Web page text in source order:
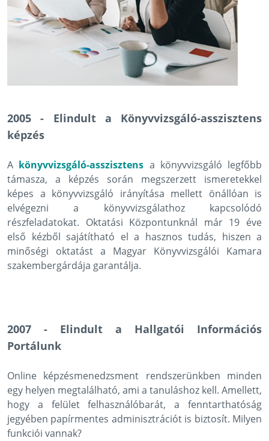
2005 - Elindult a Könyvvizsgáló-asszisztens
képzés
A könyvvizsgáló-asszisztens a könyvvizsgáló legfőbb
támasza, a képzés során megszerzett ismeretekkel
képes a könyvvizsgáló irányítása mellett önállóan is
elvégezni a könyvvizsgálathoz kapcsolódó
részfeladatokat. Oktatási Központunknál már 19 éve
első kézből sajátítható el a hasznos tudás, hiszen a
minőségi oktatást a Magyar Könyvvizsgálói Kamara
szakembergárdája garantálja.
2007 - Elindult a Hallgatói Információs
Portálunk
Online képzésmenedzsment rendszerünkben minden
egy helyen megtalálható, ami a tanuláshoz kell. Amellett,
hogy a felület felhasználóbarát, a fenntarthatóság
jegyében papírmentes adminisztrációt is biztosít. Milyen
funkciói vannak?